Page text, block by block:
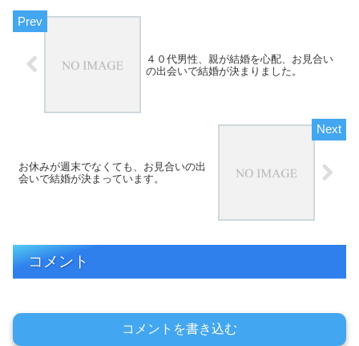
４０代男性、親が結婚を心配、お見合い
の出会いで結婚が決まりました。
お休みが週末でなくても、お見合いの出
会いで結婚が決まっています。
コメント
コメントを書き込む